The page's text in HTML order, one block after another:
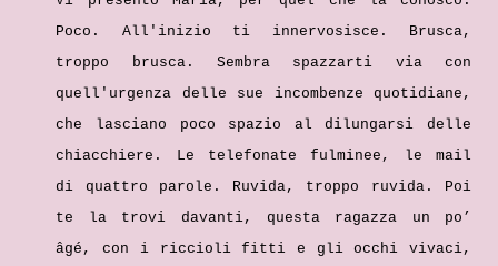
Poco. All'inizio ti innervosisce. Brusca,
troppo brusca. Sembra spazzarti via con
quell'urgenza delle sue incombenze quotidiane,
che lasciano poco spazio al dilungarsi delle
chiacchiere. Le telefonate fulminee, le mail
di quattro parole. Ruvida, troppo ruvida. Poi
te la trovi davanti, questa ragazza un po’
âgé, con i riccioli fitti e gli occhi vivaci,